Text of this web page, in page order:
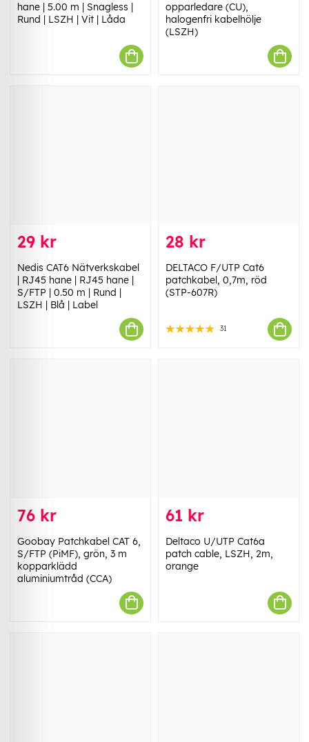
hane | 5.00 m | Snagless |
Rund | LSZH | Vit | Låda
opparledare (CU),
halogenfri kabelhölje
(LSZH)
29 kr
Nedis CAT6 Nätverkskabel
| RJ45 hane | RJ45 hane |
S/FTP | 0.50 m | Rund |
LSZH | Blå | Label
28 kr
DELTACO F/UTP Cat6
patchkabel, 0,7m, röd
(STP-607R)
31
76 kr
Goobay Patchkabel CAT 6,
S/FTP (PiMF), grön, 3 m
kopparklädd
aluminiumtråd (CCA)
61 kr
Deltaco U/UTP Cat6a
patch cable, LSZH, 2m,
orange